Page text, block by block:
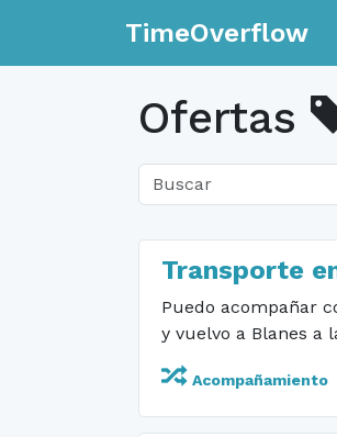
TimeOverflow
Ofertas
Transporte
Puedo acompañar
y vuelvo a Blanes a
Acompañamiento